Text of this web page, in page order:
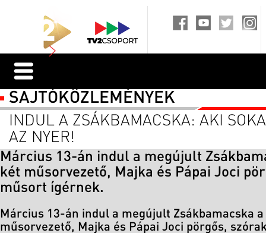
SAJTÓKÖZLEMÉNYEK
INDUL A ZSÁKBAMACSKA: AKI
AZ NYER!
Március 13-án indul a megújult
két műsorvezető, Majka és Pápai Joci
műsort ígérnek.
Március 13-án indul a megújult Zsákbamacska a
műsorvezető, Majka és Pápai Joci pörgős,